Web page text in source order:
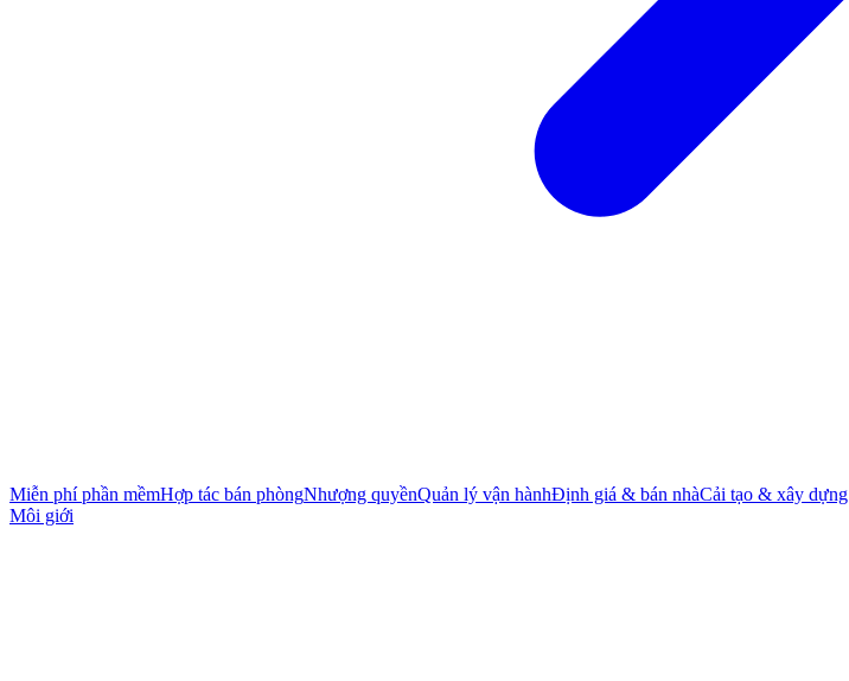
Miễn phí phần mềmHợp tác bán phòngNhượng quyềnQuản lý vận hànhĐịnh giá & bán nhàCải tạo & xây dựng
Môi giới